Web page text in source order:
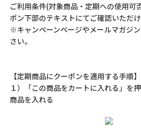
ご利用条件(対象商品・定期への使用可
ポン下部のテキストにてご確認いただけ
※キャンペーンページやメールマガジ
さい。
【定期商品にクーポンを適用する手順】
１）「この商品をカートに入れる」を
商品を入れる